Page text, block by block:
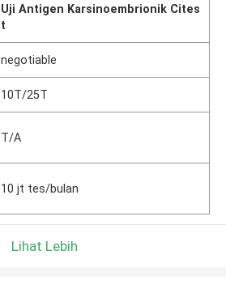
Uji Antigen Karsinoembrionik Cites
t
negotiable
10T/25T
T/A
10 jt tes/bulan
Lihat Lebih